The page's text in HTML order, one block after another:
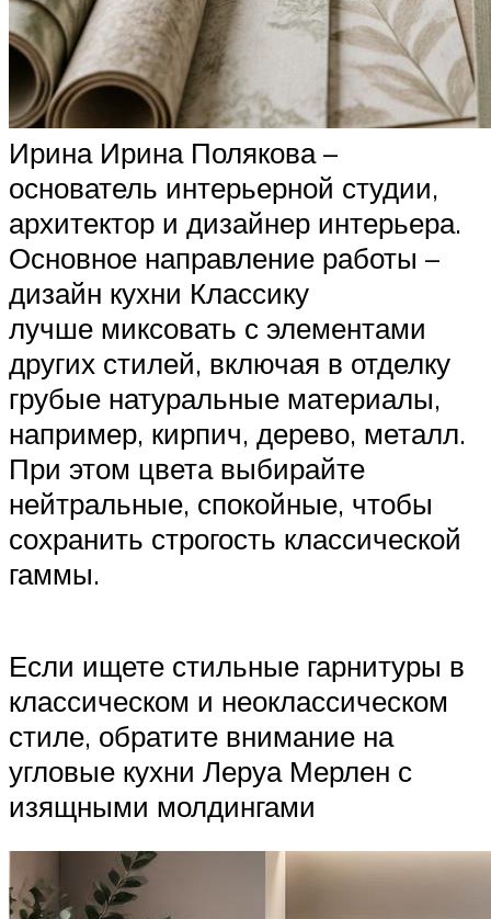
Ирина Ирина Полякова –
основатель интерьерной студии,
архитектор и дизайнер интерьера.
Основное направление работы –
дизайн кухни Классику
лучше миксовать с элементами
других стилей, включая в отделку
грубые натуральные материалы,
например, кирпич, дерево, металл.
При этом цвета выбирайте
нейтральные, спокойные, чтобы
сохранить строгость классической
гаммы.
Если ищете стильные гарнитуры в
классическом и неоклассическом
стиле, обратите внимание на
угловые кухни Леруа Мерлен с
изящными молдингами